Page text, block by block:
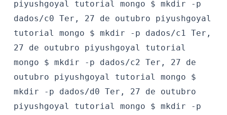
piyushgoyal
tutorial mongo $mkdir -p
dados/c0 Ter, 27 de outubro piyushgoyal
tutorial mongo $mkdir -p dados/c1 Ter,
27 de outubro piyushgoyal
tutorial
mongo $mkdir -p dados/c2 Ter, 27 de
outubro piyushgoyal
tutorial mongo $
mkdir -p dados/d0 Ter, 27 de outubro
piyushgoyal
tutorial mongo $mkdir -p